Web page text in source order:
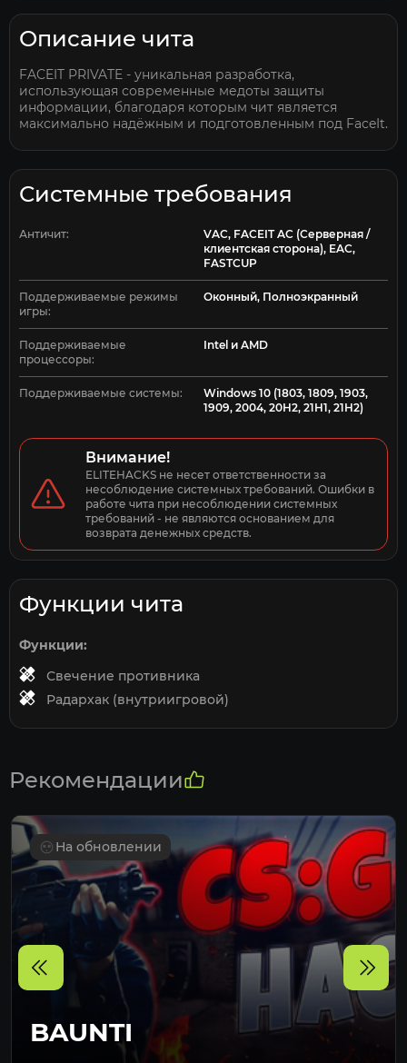
Описание чита
FACEIT PRIVATE - уникальная разработка,
использующая современные медоты защиты
информации, благодаря которым чит является
максимально надёжным и подготовленным под FaceIt.
Системные требования
Античит:
VAC, FACEIT AC (Серверная /
клиентская сторона), EAC,
FASTCUP
Поддерживаемые режимы
игры:
Оконный, Полноэкранный
Поддерживаемые
процессоры:
Intel и AMD
Поддерживаемые системы:
Windows 10 (1803, 1809, 1903,
1909, 2004, 20H2, 21H1, 21H2)
Внимание!
ELITEHACKS не несет ответственности за
несоблюдение системных требований. Ошибки в
работе чита при несоблюдении системных
требований - не являются основанием для
возврата денежных средств.
Функции чита
Функции:
Свечение противника
Радархак (внутриигровой)
Рекомендации
На обновлении
DARK